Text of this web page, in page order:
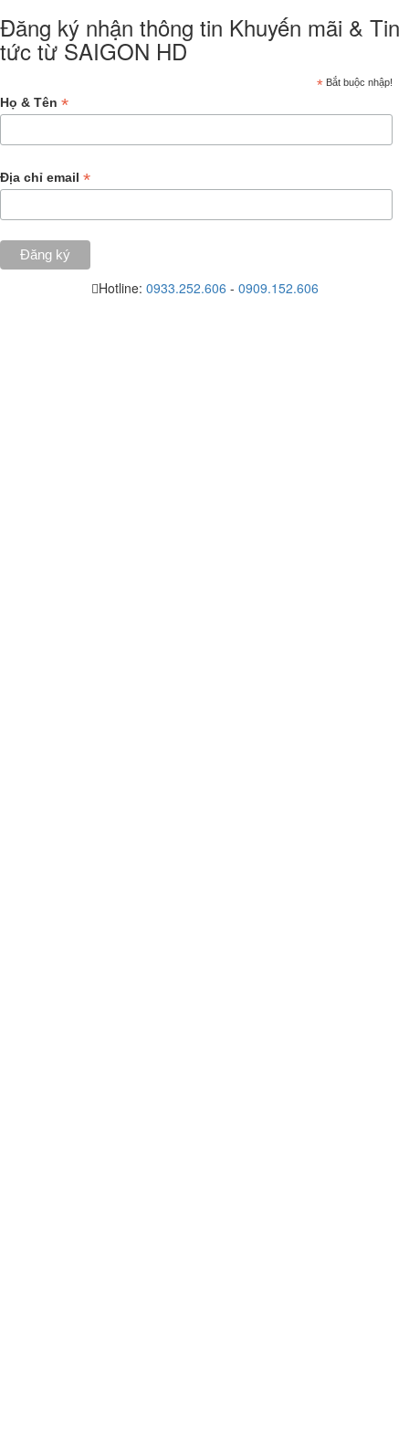
Đăng ký nhận thông tin Khuyến mãi & Tin
tức từ SAIGON HD
* Bắt buộc nhập!
Họ & Tên *
Địa chỉ email *
Hotline: 0933.252.606 - 0909.152.606